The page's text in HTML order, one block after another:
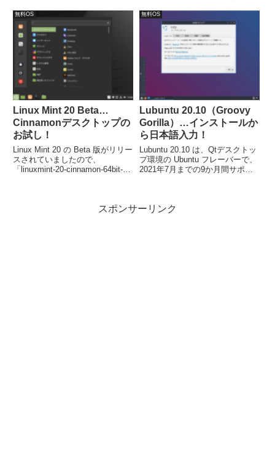
は、CPU（64bit）：1.0Ghz、メ
モリ：1GB、必要なディスク容
量：8GB
無料OS
Linux Mint 20 Beta…
Cinnamonデスクトップの
お試し！
Linux Mint 20 の Beta 版がリリー
スされていましたので、
「linuxmint-20-cinnamon-64bit-
無料OS
Lubuntu 20.10（Groovy
Gorilla）…インストールか
ら日本語入力！
Lubuntu 20.10 は、Qtデスクトッ
プ環境の Ubuntu フレーバーで、
2021年7月までの9か月間サポー
スポンサーリンク